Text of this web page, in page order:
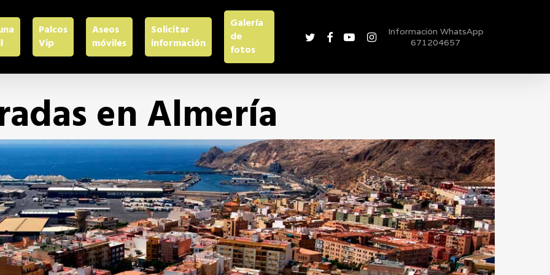
Palcos
Vip
Aseos
móviles
Solicitar
información
Galería
de
fotos
twitterfacebookyoutubeinstagramInformación WhatsApp
671204657
en Almería